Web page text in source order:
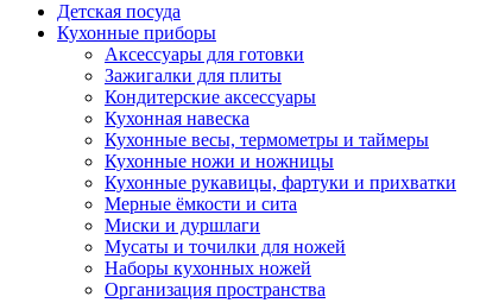
Детская посуда
Кухонные приборы
Аксессуары для готовки
Зажигалки для плиты
Кондитерские аксессуары
Кухонная навеска
Кухонные весы, термометры и таймеры
Кухонные ножи и ножницы
Кухонные рукавицы, фартуки и прихватки
Мерные ёмкости и сита
Миски и дуршлаги
Мусаты и точилки для ножей
Наборы кухонных ножей
Организация пространства